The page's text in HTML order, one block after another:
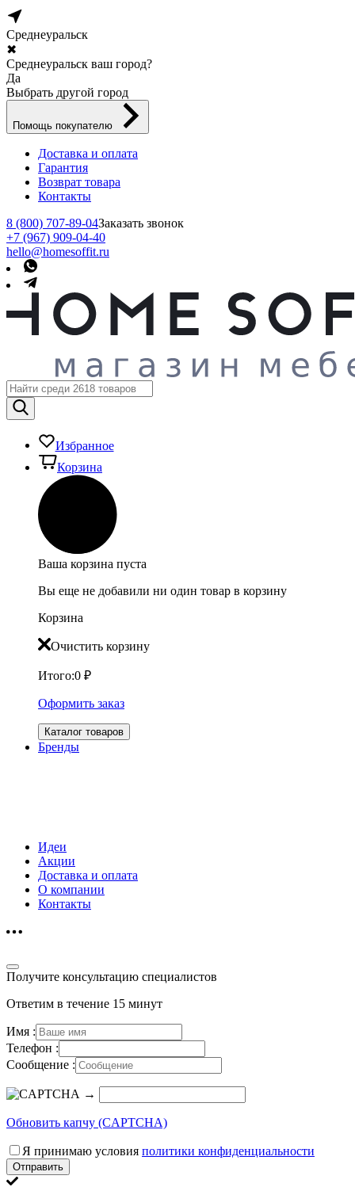
Среднеуральск
✖
Среднеуральск ваш город?
Да
Выбрать другой город
Помощь покупателю
Доставка и оплата
Гарантия
Возврат товара
Контакты
8 (800) 707-89-04Заказать звонок
+7 (967) 909-04-40
hello@homesoffit.ru
Избранное
Корзина
Ваша корзина пуста
Вы еще не добавили ни один товар в корзину
Корзина
Очистить корзину
Итого:0 ₽
Оформить заказ
Каталог товаров
Бренды
Идеи
Акции
Доставка и оплата
О компании
Контакты
Получите консультацию специалистов
Ответим в течение 15 минут
Имя :
Телефон :
Сообщение :
→
Обновить капчу (CAPTCHA)
Я принимаю условия политики конфиденциальности
Отправить